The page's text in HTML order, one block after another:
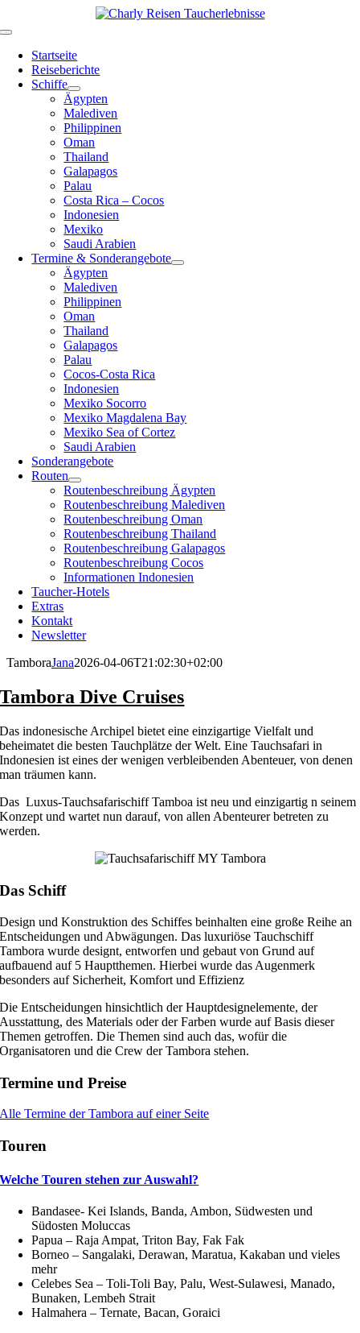
Inhalt
Toggle
NavigationStartseite
Reiseberichte
Schiffe
Ägypten
Malediven
Philippinen
Oman
Thailand
Galapagos
Palau
Costa Rica – Cocos
Indonesien
Mexiko
Saudi Arabien
Termine & Sonderangebote
Ägypten
Malediven
Philippinen
Oman
Thailand
Galapagos
Palau
Cocos-Costa Rica
Indonesien
Mexiko Socorro
Mexiko Magdalena Bay
Mexiko Sea of Cortez
Saudi Arabien
Sonderangebote
Routen
Routenbeschreibung Ägypten
Routenbeschreibung Malediven
Routenbeschreibung Oman
Routenbeschreibung Thailand
Routenbeschreibung Galapagos
Routenbeschreibung Cocos
Informationen Indonesien
Taucher-Hotels
Extras
Kontakt
Newsletter
TamboraJana2026-04-06T21:02:30+02:00
Tambora Dive Cruises
Das indonesische Archipel bietet eine einzigartige Vielfalt und
beheimatet die besten Tauchplätze der Welt. Eine Tauchsafari in
Indonesien ist eines der wenigen verbleibenden Abenteuer, von denen
man träumen kann.
Das Luxus-Tauchsafarischiff Tamboa ist neu und einzigartig n seinem
Konzept und wartet nun darauf, von allen Abenteurer betreten zu
werden.
Das Schiff
Design und Konstruktion des Schiffes beinhalten eine große Reihe an
Entscheidungen und Abwägungen. Das luxuriöse Tauchschiff
Tambora wurde designt, entworfen und gebaut von Grund auf
aufbauend auf 5 Hauptthemen. Hierbei wurde das Augenmerk
besonders auf Sicherheit, Komfort und Effizienz
Die Entscheidungen hinsichtlich der Hauptdesignelemente, der
Ausstattung, des Materials oder der Farben wurde auf Basis dieser
Themen getroffen. Die Themen sind auch das, wofür die
Organisatoren und die Crew der Tambora stehen.
Termine und Preise
Alle Termine der Tambora auf einer Seite
Touren
Welche Touren stehen zur Auswahl?
Bandasee- Kei Islands, Banda, Ambon, Südwesten und
Südosten Moluccas
Papua – Raja Ampat, Triton Bay, Fak Fak
Borneo – Sangalaki, Derawan, Maratua, Kakaban und vieles
mehr
Celebes Sea – Toli-Toli Bay, Palu, West-Sulawesi, Manado,
Bunaken, Lembeh Strait
Halmahera – Ternate, Bacan, Goraici